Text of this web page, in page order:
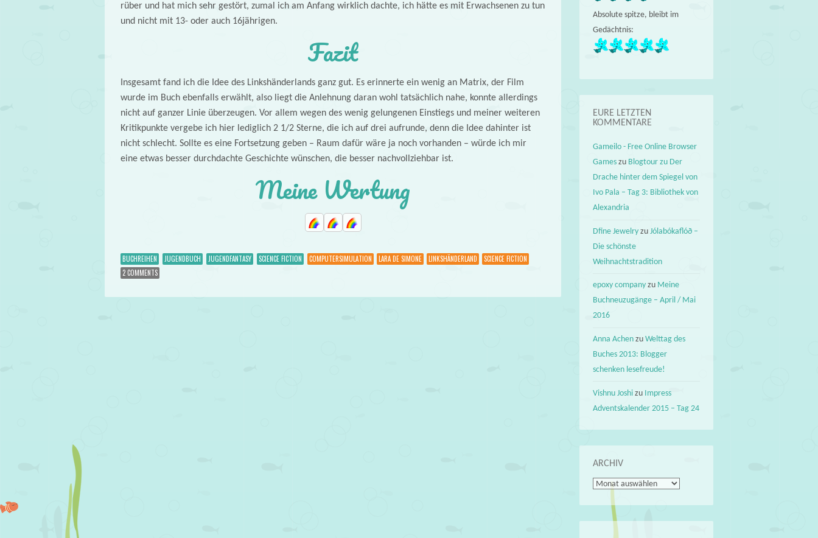
rüber und hat mich sehr gestört, zumal ich am Anfang wirklich dachte, ich hätte es mit Erwachsenen zu tun
und nicht mit 13- oder auch 16jährigen.
Fazit
Insgesamt fand ich die Idee des Linkshänderlands ganz gut. Es erinnerte ein wenig an Matrix, der Film
wurde im Buch ebenfalls erwählt, also liegt die Anlehnung daran wohl tatsächlich nahe, konnte allerdings
nicht auf ganzer Linie überzeugen. Vor allem wegen des wenig gelungenen Einstiegs und meiner weiteren
Kritikpunkte vergebe ich hier lediglich 2 1/2 Sterne, die ich auf drei aufrunde, denn die Idee dahinter ist
nicht schlecht. Sollte es eine Fortsetzung geben – Raum dafür wäre ja noch vorhanden – würde ich mir
eine etwas besser durchdachte Geschichte wünschen, die besser nachvollziehbar ist.
Meine Wertung
BUCHREIHEN JUGENDBUCH JUGENDFANTASY SCIENCE FICTION COMPUTERSIMULATION LARA DE SIMONE LINKSHÄNDERLAND
SCIENCE FICTION
2 COMMENTS
Absolute spitze, bleibt im
Gedächtnis:
EURE LETZTEN
KOMMENTARE
Gameilo - Free Online Browser
Games zu Blogtour zu Der
Drache hinter dem Spiegel von
Ivo Pala – Tag 3: Bibliothek von
Alexandria
Dfine Jewelry zuJólabókaflóð –
Die schönste
Weihnachtstradition
epoxy company zu Meine
Buchneuzugänge – April / Mai
2016
Anna Achen zuWelttag des
Buches 2013: Blogger
schenken lesefreude!
Vishnu Joshi zu Impress
Adventskalender 2015 – Tag 24
ARCHIV
Archiv